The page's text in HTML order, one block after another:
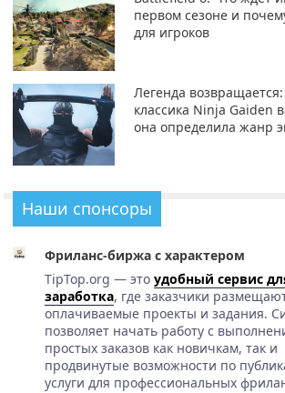
первом сезоне и
для игроков
Легенда
классика Ninja Gaiden
она определила жанр
Наши спонсоры
Фриланс-биржа с характером
TipTop.org — это удобный сервис
заработка, где заказчики
оплачиваемые проекты и задания.
позволяет начать работу с
простых заказов как новичкам, так и
продвинутые возможности по
услуги для профессиональных